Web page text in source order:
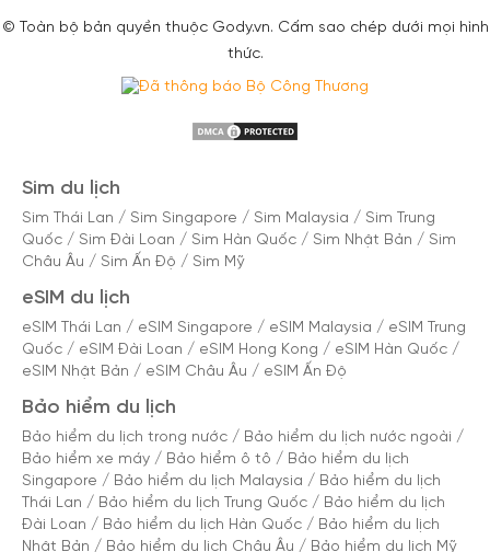
© Toàn bộ bản quyền thuộc Gody.vn. Cấm sao chép dưới mọi hình
thức.
Sim du lịch
Sim Thái Lan / Sim Singapore / Sim Malaysia / Sim Trung
Quốc / Sim Đài Loan / Sim Hàn Quốc / Sim Nhật Bản / Sim
Châu Âu / Sim Ấn Độ / Sim Mỹ
eSIM du lịch
eSIM Thái Lan / eSIM Singapore / eSIM Malaysia / eSIM Trung
Quốc / eSIM Đài Loan / eSIM Hong Kong / eSIM Hàn Quốc /
eSIM Nhật Bản / eSIM Châu Âu / eSIM Ấn Độ
Bảo hiểm du lịch
Bảo hiểm du lịch trong nước / Bảo hiểm du lịch nước ngoài /
Bảo hiểm xe máy / Bảo hiểm ô tô / Bảo hiểm du lịch
Singapore / Bảo hiểm du lịch Malaysia / Bảo hiểm du lịch
Thái Lan / Bảo hiểm du lịch Trung Quốc / Bảo hiểm du lịch
Đài Loan / Bảo hiểm du lịch Hàn Quốc / Bảo hiểm du lịch
Nhật Bản / Bảo hiểm du lịch Châu Âu / Bảo hiểm du lịch Mỹ